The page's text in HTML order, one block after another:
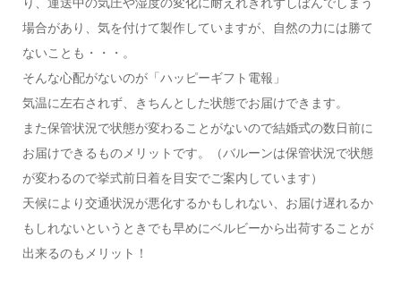
場合があり、気を付けて製作していますが、自然の力には勝て
ないことも・・・。
そんな心配がないのが「ハッピーギフト電報」
気温に左右されず、きちんとした状態でお届けできます。
また保管状況で状態が変わることがないので結婚式の数日前に
お届けできるものメリットです。（バルーンは保管状況で状態
が変わるので挙式前日着を目安でご案内しています）
天候により交通状況が悪化するかもしれない、お届け遅れるか
もしれないというときでも早めにベルビーから出荷することが
出来るのもメリット！